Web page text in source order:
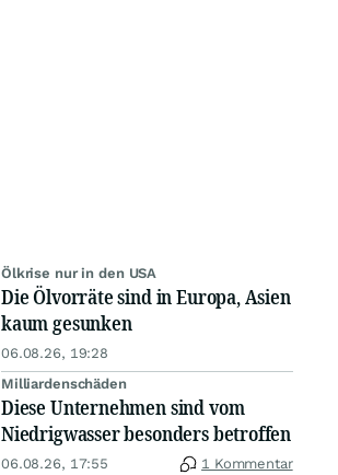
Ölkrise nur in den USA
Die Ölvorräte sind in Europa, Asien
kaum gesunken
06.08.26, 19:28
Milliardenschäden
Diese Unternehmen sind vom
Niedrigwasser besonders betroffen
06.08.26, 17:55 1 Kommentar